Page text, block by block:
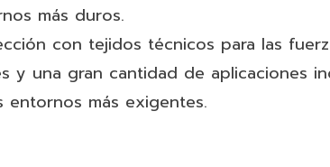
más duros.
con tejidos técnicos para las
una gran cantidad de aplicaciones
más exigentes.